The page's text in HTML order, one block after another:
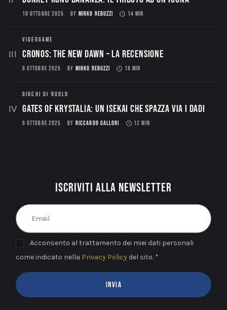
10 OTTOBRE 2025 BY MIRKO REBUZZI 14 MIN
VIDEOGAME
CRONOS: THE NEW DAWN – La Recensione
8 OTTOBRE 2025 BY MIRKO REBUZZI 18 MIN
GIOCHI DI RUOLO
Gates of Krystalia: Un Isekai che spazza via i dadi
6 OTTOBRE 2025 BY RICCARDO GALLORI 12 MIN
Iscriviti alla newsletter
Acconsento al trattamento dei miei dati personali
come indicato nella Privacy Policy del sito. *
INVIA